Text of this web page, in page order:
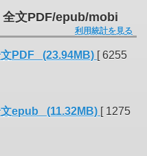
全文PDF/epub/mobi
利用統計を見る
PDF (23.94MB) [ 6255
epub (11.32MB) [ 1275